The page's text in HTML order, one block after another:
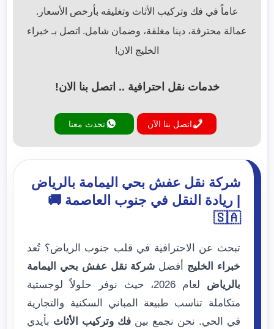
عاماً في فك وتركيب الأثاث وتغليفه بأرخص الأسعار.
عمالة محترفة، دينا مغلقة، وضمان شامل. اتصل بـ خبراء
الخليج الان!
خدمات نقل احترافية .. اتصل بنا الان!
اتصل بنا الآن تحدث معنا
شركة نقل عفش بحي اليمامة بالرياض
| ريادة النقل في جنوب العاصمة 🚚
🇸🇦
تبحث عن الاحترافية في قلب جنوب الرياض؟ تُعد
خبراء الخليج أفضل شركة نقل عفش بحي اليمامة
بالرياض
لعام 2026، حيث نوفر حلولاً لوجستية
متكاملة تناسب طبيعة المباني السكنية والتجارية
في الحي. نحن نجمع بين فك وتركيب الأثاث بأيدي